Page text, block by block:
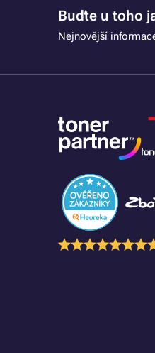
Buďte u toho
Nejnovější